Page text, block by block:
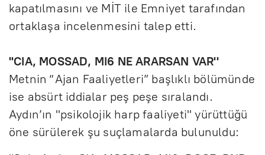
kapatılmasını ve MİT ile Emniyet tarafından
ortaklaşa incelenmesini talep etti.
"CIA, MOSSAD, MI6 NE ARARSAN VAR''
Metnin “Ajan Faaliyetleri” başlıklı bölümünde
ise absürt iddialar peş peşe sıralandı.
Aydın’ın "psikolojik harp faaliyeti" yürüttüğü
öne sürülerek şu suçlamalarda bulunuldu: